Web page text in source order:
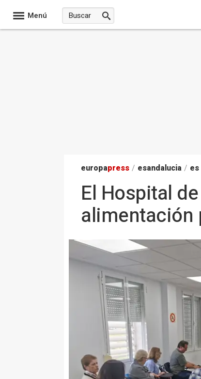
Menú
europapress / esandalucia /
El Hospital
alimentación